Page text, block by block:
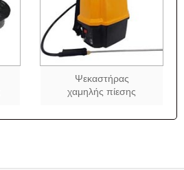
Ψεκαστήρας
χαμηλής πίεσης